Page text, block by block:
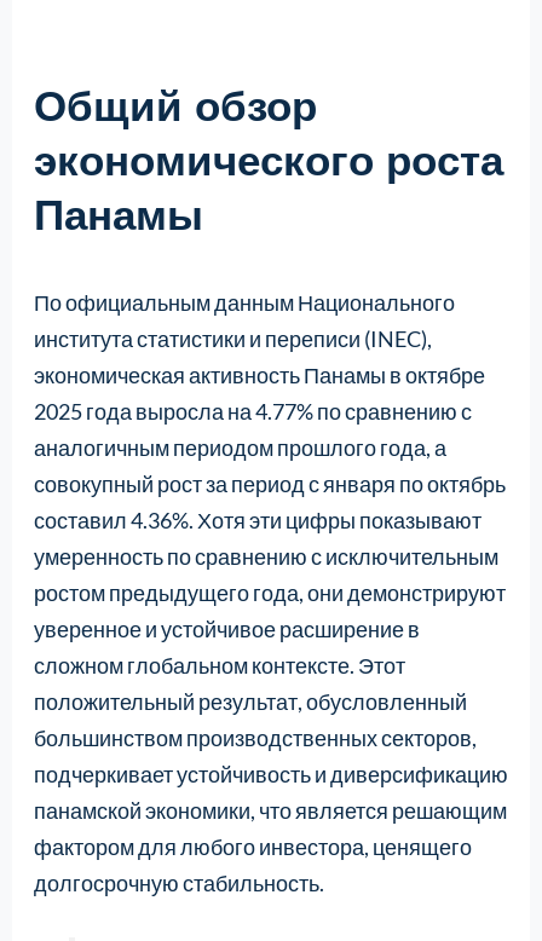
Общий обзор
экономического роста
Панамы
По официальным данным Национального
института статистики и переписи (INEC),
экономическая активность Панамы в октябре
2025 года выросла на 4.77% по сравнению с
аналогичным периодом прошлого года, а
совокупный рост за период с января по октябрь
составил 4.36%. Хотя эти цифры показывают
умеренность по сравнению с исключительным
ростом предыдущего года, они демонстрируют
уверенное и устойчивое расширение в
сложном глобальном контексте. Этот
положительный результат, обусловленный
большинством производственных секторов,
подчеркивает устойчивость и диверсификацию
панамской экономики, что является решающим
фактором для любого инвестора, ценящего
долгосрочную стабильность.